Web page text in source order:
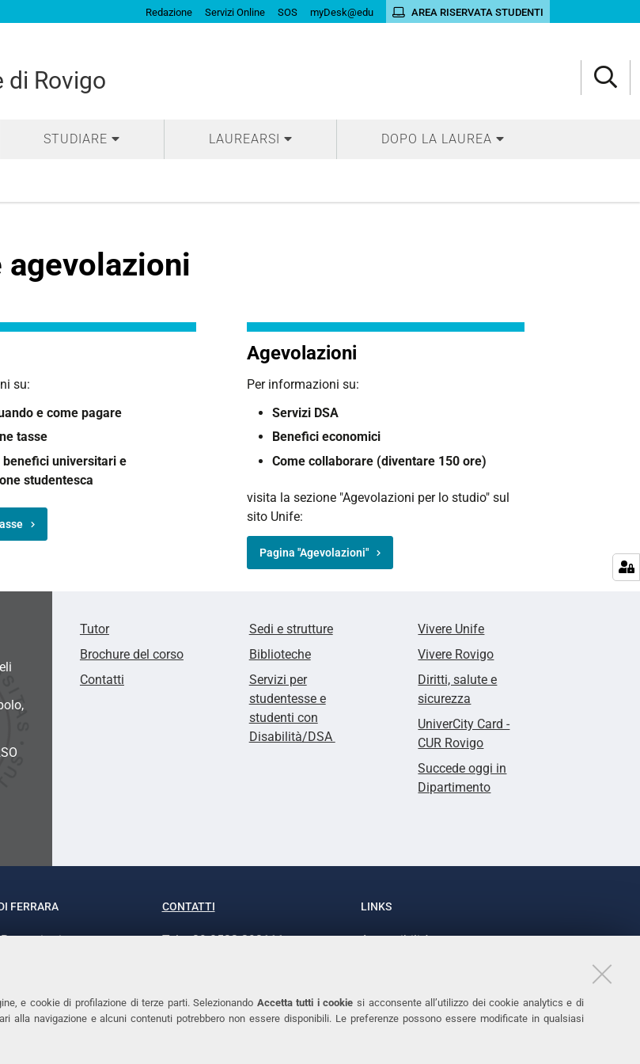
e cookie di profilazione di terze parti. Selezionando Accetta tutti i cookie si acconsente all’utilizzo dei cookie analytics e di
alla navigazione e alcuni contenuti potrebbero non essere disponibili. Le preferenze possono essere modificate in qualsiasi
Redazione Servizi Online SOS myDesk@edu AREA RISERVATA STUDENTI
di Rovigo
STUDIARE LAUREARSI DOPO LA LAUREA
agevolazioni
su:
e come pagare
tasse
benefici universitari e
studentesca
Agevolazioni
Per informazioni su:
Servizi DSA
Benefici economici
Come collaborare (diventare 150 ore)
visita la sezione "Agevolazioni per lo studio" sul
sito Unife:
Pagina "Agevolazioni"
Tutor
Brochure del corso
Contatti
Sedi e strutture
Biblioteche
Servizi per
studentesse e
studenti con
Disabilità/DSA
Vivere Unife
Vivere Rovigo
Diritti, salute e
sicurezza
UniverCity Card -
CUR Rovigo
Succede oggi in
Dipartimento
FERRARA CONTATTI
Tel. +39 0532 293111
LINKS
Accessibilità
Cookies